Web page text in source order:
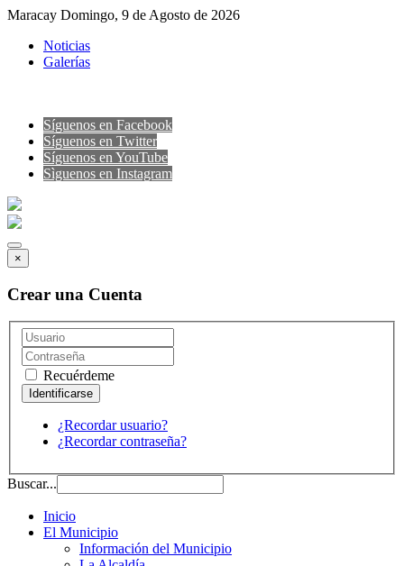
Maracay Domingo, 9 de Agosto de 2026
Noticias
Galerías
Síguenos en Facebook
Síguenos en Twitter
Síguenos en YouTube
Sìguenos en Instagram
×
Crear una Cuenta
Recuérdeme
¿Recordar usuario?
¿Recordar contraseña?
Buscar...
Inicio
El Municipio
Información del Municipio